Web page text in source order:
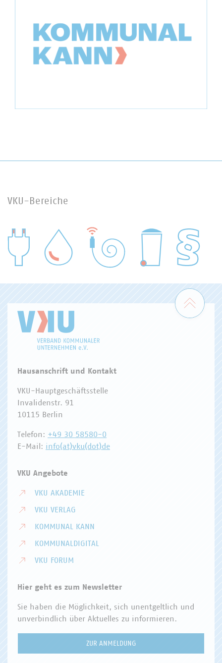
VKU-Bereiche
WASSER/ABWASSER
Zum
Hausanschrift und Kontakt
VKU-Hauptgeschäftsstelle
Invalidenstr. 91
10115 Berlin
Telefon: +49 30 58580-0
E-Mail: info(at)vku(dot)de
VKU Angebote
VKU AKADEMIE
VKU VERLAG
KOMMUNAL KANN
KOMMUNALDIGITAL
VKU FORUM
Hier geht es zum Newsletter
Sie haben die Möglichkeit, sich unentgeltlich und
unverbindlich über Aktuelles zu informieren.
ZUR ANMELDUNG